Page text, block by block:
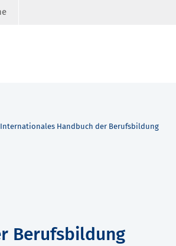
Internationales Handbuch der Berufsbildung
Berufsbildung